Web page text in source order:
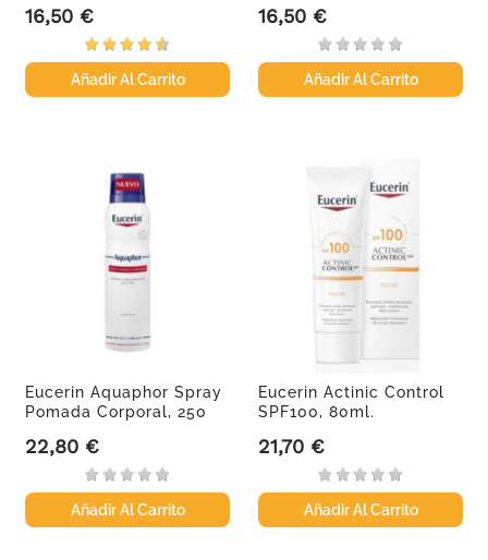
Precio
16,50 €
Añadir Al Carrito
Precio
16,50 €
Añadir Al Carrito
Eucerin Aquaphor Spray
Pomada Corporal, 250
Precio
22,80 €
Añadir Al Carrito
Eucerin Actinic Control
SPF100, 80ml.
Precio
21,70 €
Añadir Al Carrito